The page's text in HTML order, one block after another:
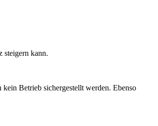
steigern kann.
Betrieb sichergestellt werden. Ebenso